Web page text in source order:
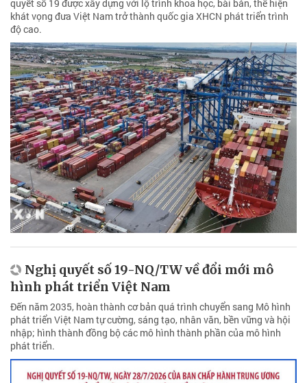
quyết số 19 được xây dựng với lộ trình khoa học, bài bản, thể hiện
khát vọng đưa Việt Nam trở thành quốc gia XHCN phát triển trình
độ cao.
Nghị quyết số 19-NQ/TW về đổi mới mô
hình phát triển Việt Nam
Đến năm 2035, hoàn thành cơ bản quá trình chuyển sang Mô hình
phát triển Việt Nam tự cường, sáng tạo, nhân văn, bền vững và hội
nhập; hình thành đồng bộ các mô hình thành phần của mô hình
phát triển.